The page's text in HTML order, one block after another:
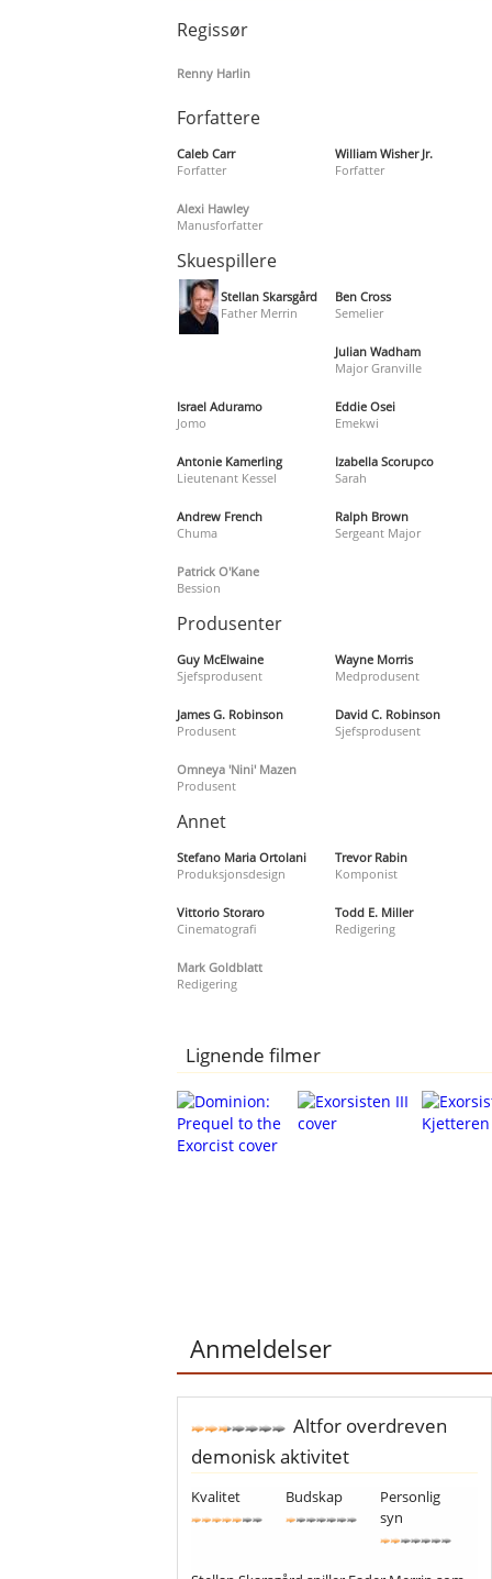
Regissør
Renny Harlin
Forfattere
Caleb Carr
Forfatter
William Wisher Jr.
Forfatter
Alexi Hawley
Manusforfatter
Skuespillere
Stellan Skarsgård
Father Merrin
Ben Cross
Semelier
Julian Wadham
Major Granville
Israel Aduramo
Jomo
Eddie Osei
Emekwi
Antonie Kamerling
Lieutenant Kessel
Izabella Scorupco
Sarah
Andrew French
Chuma
Ralph Brown
Sergeant Major
Patrick O'Kane
Bession
Produsenter
Guy McElwaine
Sjefsprodusent
Wayne Morris
Medprodusent
James G. Robinson
Produsent
David C. Robinson
Sjefsprodusent
Omneya 'Nini' Mazen
Produsent
Annet
Stefano Maria Ortolani
Produksjonsdesign
Trevor Rabin
Komponist
Vittorio Storaro
Cinematografi
Todd E. Miller
Redigering
Mark Goldblatt
Redigering
Lignende filmer
Anmeldelser
Altfor overdreven
demonisk aktivitet
Kvalitet Budskap
Personlig
syn